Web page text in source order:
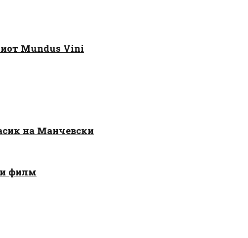
Mundus Vini
на Манчевски
филм